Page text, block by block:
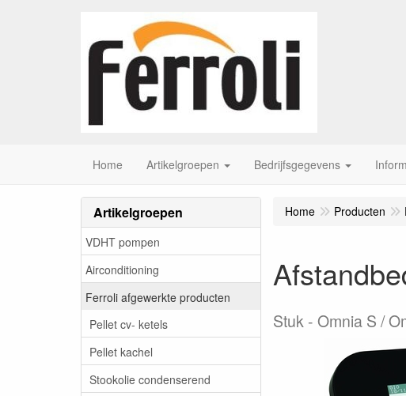
Home Artikelgroepen Bedrijfsgegevens
Artikelgroepen
VDHT pompen
Airconditioning
Ferroli afgewerkte producten
Pellet cv- ketels
Pellet kachel
Stookolie condenserend
Home Producten
Stuk Omnia S /